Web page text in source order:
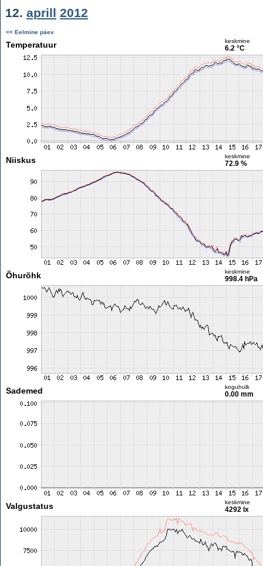
12. aprill 2012
<< Eelmine päev
Temperatuur keskmine
6.2 °C
Niiskus keskmine
72.9 %
Õhurõhk keskmine
998.4 hPa
Sademed koguhulk
0.00 mm
Valgustatus keskmine
4292 lx